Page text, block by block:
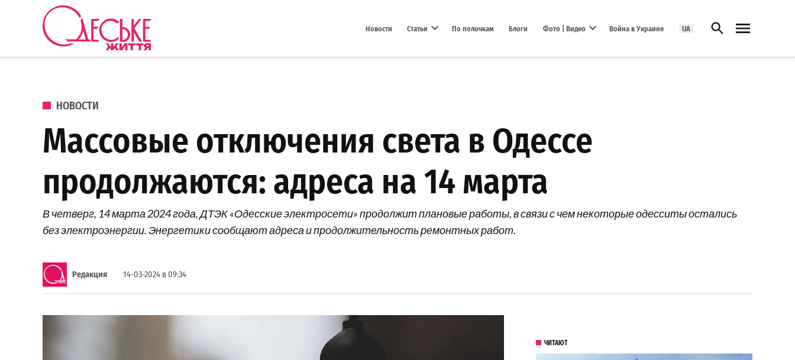
Перейти к содержанию
Новости Статьи По полочкам Блоги Фото | Видео Война в Украине UA Открыть поиск
ОПУБЛИКОВАНО В
НОВОСТИ
Массовые отключения света в Одессе
продолжаются: адреса на 14 марта
В четверг, 14 марта 2024 года, ДТЭК «Одесские электросети» продолжит плановые работы, в связи с чем некоторые одесситы остались
без электроэнергии. Энергетики сообщают адреса и продолжительность ремонтных работ.
Редакция 14-03-2024 в 09:34
ЧИТАЮТ